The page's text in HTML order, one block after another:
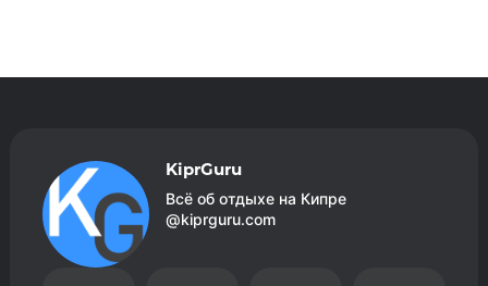
KiprGuru
Всё об отдыхе на Кипре
@kiprguru.com